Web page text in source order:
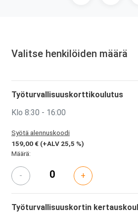
Valitse henkilöiden määrä
Työturvallisuuskorttikoulutus
Klo 8:30 - 16:00
Syötä alennuskoodi
159,00 € (+ALV 25,5 %)
Määrä:
- +
Työturvallisuuskortin